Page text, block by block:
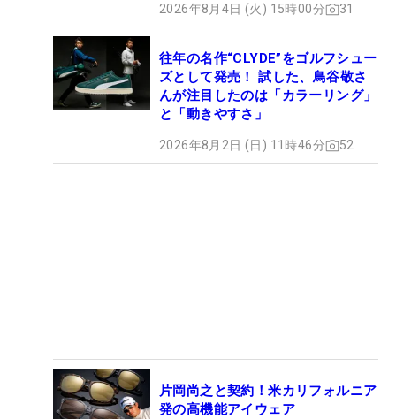
2026年8月4日 (火) 15時00分 31
往年の名作“CLYDE”をゴルフシュー
ズとして発売！ 試した、鳥谷敬さ
んが注目したのは「カラーリング」
と「動きやすさ」
2026年8月2日 (日) 11時46分 52
片岡尚之と契約！米カリフォルニア
発の高機能アイウェア